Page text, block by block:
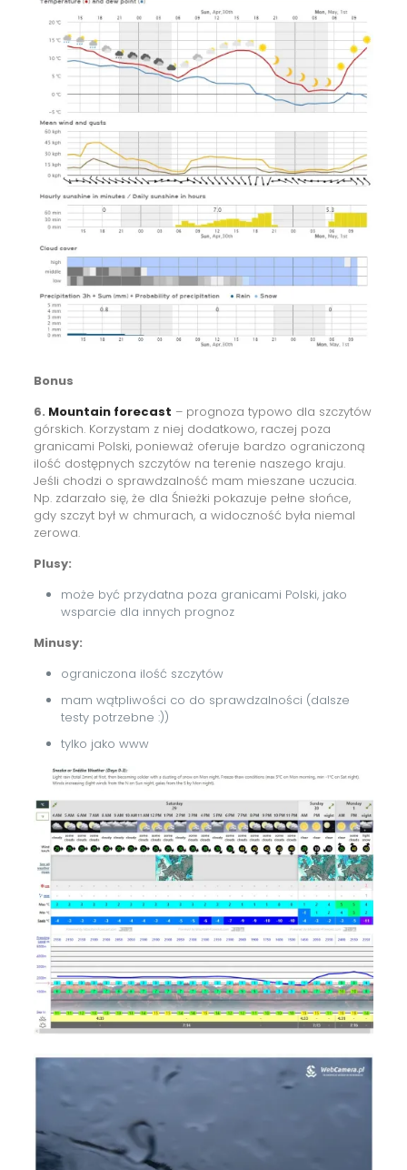
Bonus
6. Mountain forecast – prognoza typowo dla szczytów
górskich. Korzystam z niej dodatkowo, raczej poza
granicami Polski, ponieważ oferuje bardzo ograniczoną
ilość dostępnych szczytów na terenie naszego kraju.
Jeśli chodzi o sprawdzalność mam mieszane uczucia.
Np. zdarzało się, że dla Śnieżki pokazuje pełne słońce,
gdy szczyt był w chmurach, a widoczność była niemal
zerowa.
Plusy:
może być przydatna poza granicami Polski, jako
wsparcie dla innych prognoz
Minusy:
ograniczona ilość szczytów
mam wątpliwości co do sprawdzalności (dalsze
testy potrzebne :))
tylko jako www